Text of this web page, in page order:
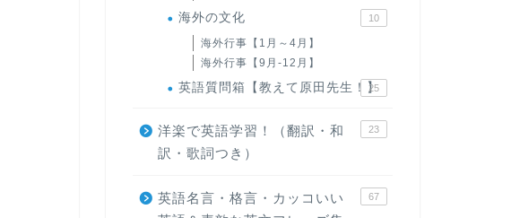
海外の文化 10
海外行事【1月～4月】
海外行事【9月-12月】
英語質問箱【教えて原田先生！】
25
洋楽で英語学習！（翻訳・和
訳・歌詞つき）
23
英語名言・格言・カッコいい
67